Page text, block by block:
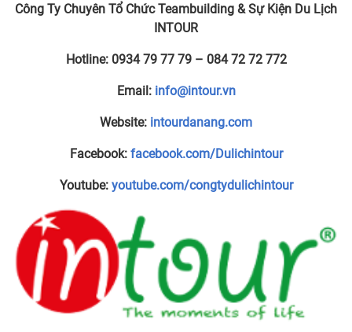
Công Ty Chuyên Tổ Chức Teambuilding & Sự Kiện Du Lịch
INTOUR
Hotline: 0934 79 77 79 – 084 72 72 772
Email: info@intour.vn
Website: intourdanang.com
Facebook: facebook.com/Dulichintour
Youtube: youtube.com/congtydulichintour